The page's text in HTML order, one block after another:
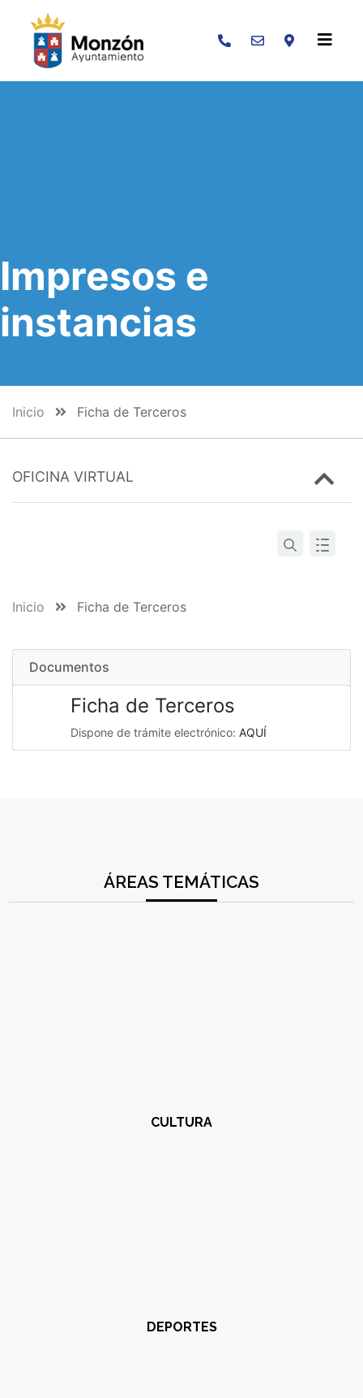
Buscar
Impresos e
instancias
Inicio Ficha de Terceros
OFICINA VIRTUAL
Inicio Ficha de Terceros
Documentos
Ficha de Terceros
Dispone de trámite electrónico: AQUÍ
ÁREAS TEMÁTICAS
CULTURA
DEPORTES